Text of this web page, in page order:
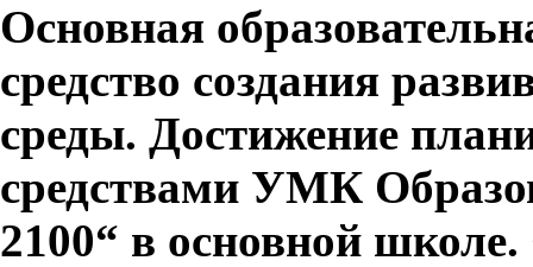
Основная
средство создания
среды. Достижение
средствами УМК
2100“ в основной